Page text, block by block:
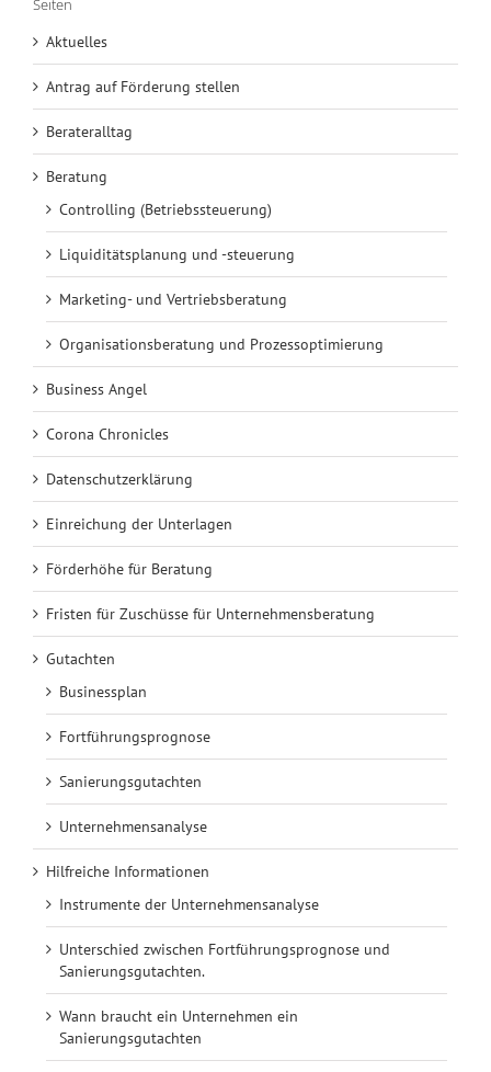
Seiten
Aktuelles
Antrag auf Förderung stellen
Berateralltag
Beratung
Controlling (Betriebssteuerung)
Liquiditätsplanung und -steuerung
Marketing- und Vertriebsberatung
Organisationsberatung und Prozessoptimierung
Business Angel
Corona Chronicles
Datenschutzerklärung
Einreichung der Unterlagen
Förderhöhe für Beratung
Fristen für Zuschüsse für Unternehmensberatung
Gutachten
Businessplan
Fortführungsprognose
Sanierungsgutachten
Unternehmensanalyse
Hilfreiche Informationen
Instrumente der Unternehmensanalyse
Unterschied zwischen Fortführungsprognose und
Sanierungsgutachten.
Wann braucht ein Unternehmen ein
Sanierungsgutachten